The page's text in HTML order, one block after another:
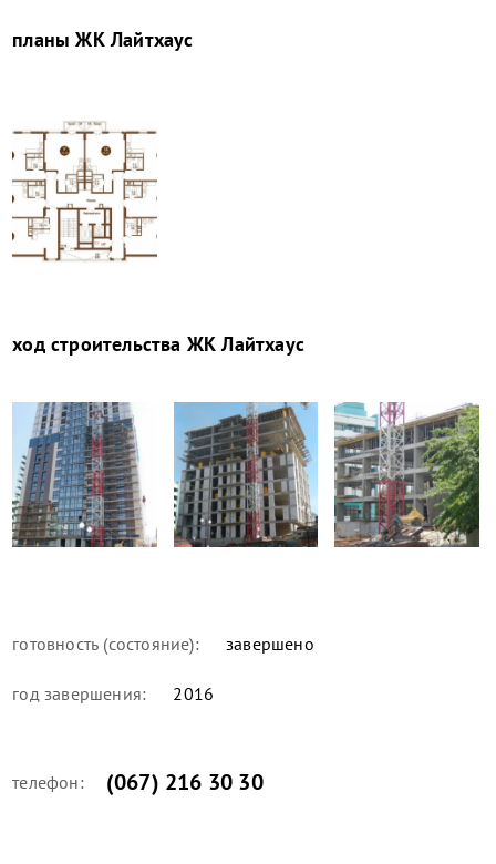
планыЖК Лайтхаус
ход строительства ЖК Лайтхаус
готовность (состояние): завершено
год завершения: 2016
телефон: (067) 216 30 30